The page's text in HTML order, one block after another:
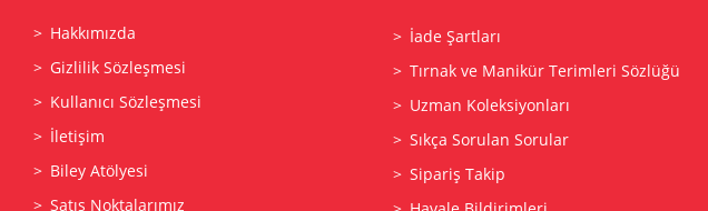
Hakkımızda
Gizlilik Sözleşmesi
Kullanıcı Sözleşmesi
İletişim
Biley Atölyesi
Satış Noktalarımız
İade Şartları
Tırnak ve Manikür Terimleri Sözlüğü
Uzman Koleksiyonları
Sıkça Sorulan Sorular
Sipariş Takip